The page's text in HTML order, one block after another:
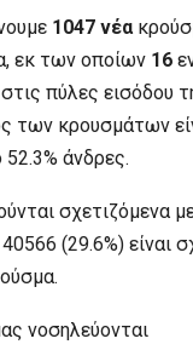
1047 νέα
εκ των οποίων 16
πύλες εισόδου
των κρουσμάτων
άνδρες.
σχετιζόμενα
(29.6%) είναι
νοσηλεύονται